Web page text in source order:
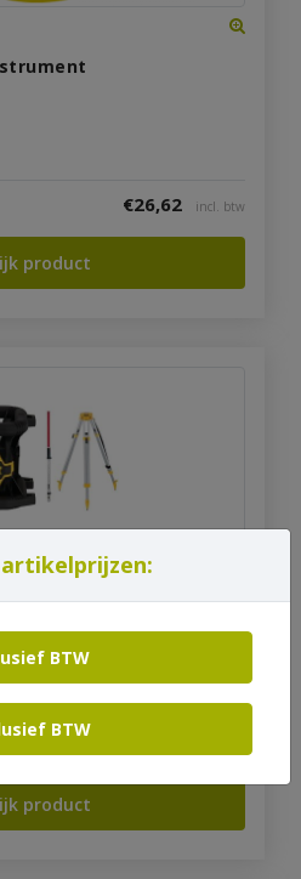
€26,62 incl. btw
product
4 m
product
BTW
BTW